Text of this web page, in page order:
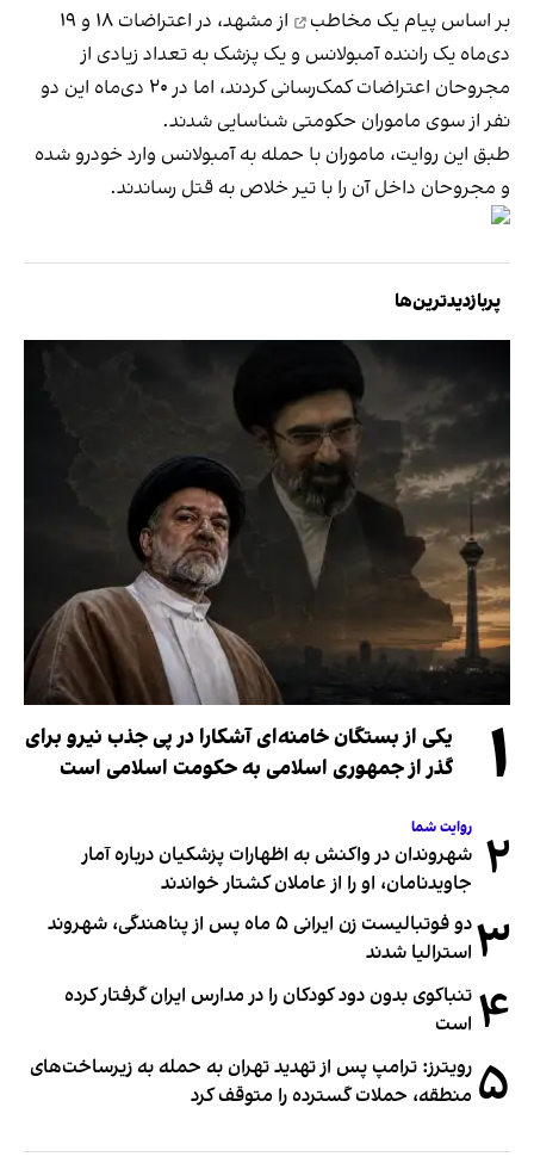
بر اساس پیام یک مخاطب
از مشهد، در اعتراضات ۱۸ و ۱۹
دی‌ماه یک راننده آمبولانس و یک پزشک به تعداد زیادی از
مجروحان اعتراضات کمک‌رسانی کردند، اما در ۲۰ دی‌ماه این دو
نفر از سوی ماموران حکومتی شناسایی شدند.
طبق این روایت، ماموران با حمله به آمبولانس وارد خودرو شده
و مجروحان داخل آن را با تیر خلاص به قتل رساندند.
پربازدیدترین‌ها
۱
یکی از بستگان خامنه‌ای آشکارا در پی جذب نیرو برای
گذر از جمهوری اسلامی به حکومت اسلامی است
۲ روایت شما
شهروندان در واکنش به اظهارات پزشکیان درباره آمار
جاویدنامان، او را از عاملان کشتار خواندند
۳
دو فوتبالیست زن ایرانی ۵ ماه پس از پناهندگی، شهروند
استرالیا شدند
۴ تنباکوی بدون دود کودکان را در مدارس ایران گرفتار کرده
است
۵ رویترز: ترامپ پس از تهدید تهران به حمله به زیرساخت‌های
منطقه، حملات گسترده را متوقف کرد